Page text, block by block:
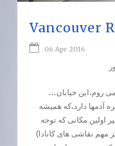
Vancouver
06 Apr 2016
…مسیر خیابان «رابسون» را عمدتأ پیاده می روم،این خیابان
آدمها دارد،که همیشه
اولین مکانی که توجه
مهم نقاشی های کانادا)